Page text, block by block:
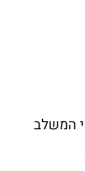
המשלב